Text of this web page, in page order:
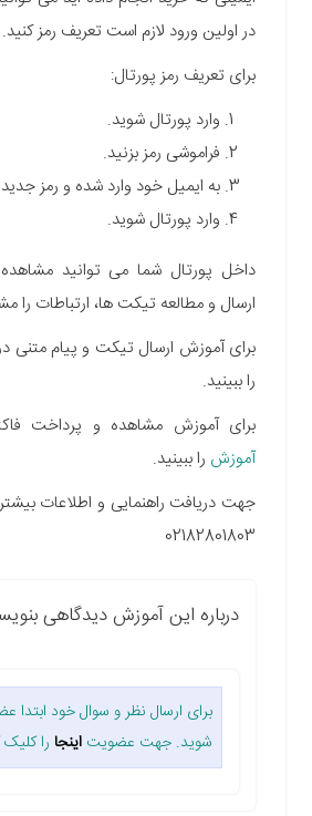
در اولین ورود لازم است تعریف رمز کنید.
برای تعریف رمز پورتال:
وارد پورتال شوید.
فراموشی رمز بزنید.
به ایمیل خود وارد شده و رمز
وارد پورتال شوید.
داخل پورتال شما می توانید
ارسال و مطالعه تیکت ها، ارتباطات را
برای آموزش ارسال تیکت و پیام متنی
را ببینید.
برای آموزش مشاهده و پرداخت
آموزش را ببینید.
جهت دریافت راهنمایی و اطلاعات
02182801803
درباره این آموزش دیدگاهی
برای ارسال نظر و سوال خود ابتدا
شوید. جهت عضویت اینجا را